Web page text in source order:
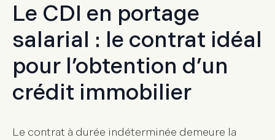
Le CDI en portage
salarial : le contrat idéal
pour l’obtention d’un
crédit immobilier
Le contrat à durée indéterminée demeure la